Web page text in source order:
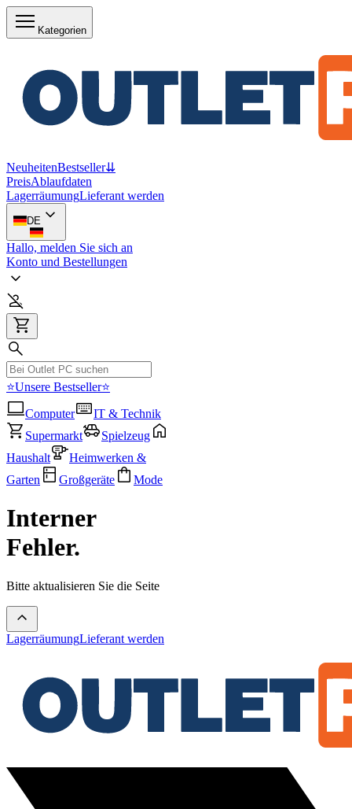
Kategorien
NeuheitenBestseller⇊
PreisAblaufdaten
LagerräumungLieferant werden
DE
Hallo, melden Sie sich an
Konto und Bestellungen
⭐Unsere Bestseller⭐
Computer
IT & Technik
Supermarkt
Spielzeug
Haushalt
Heimwerken &
Garten
Großgeräte Mode
Interner
Fehler.
Bitte aktualisieren Sie die Seite
LagerräumungLieferant werden